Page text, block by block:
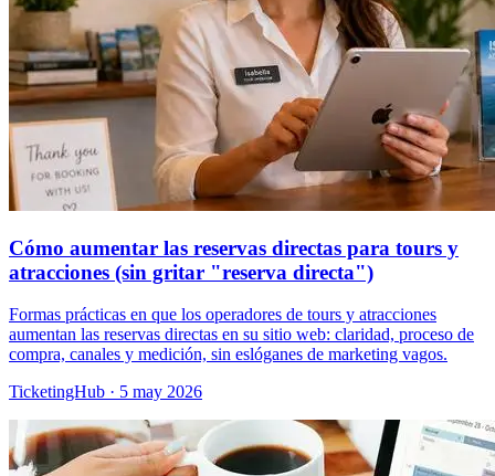
Cómo aumentar las reservas directas para tours y
atracciones (sin gritar "reserva directa")
Formas prácticas en que los operadores de tours y atracciones
aumentan las reservas directas en su sitio web: claridad, proceso de
compra, canales y medición, sin eslóganes de marketing vagos.
TicketingHub · 5 may 2026